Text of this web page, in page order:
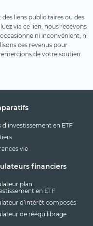
liens publicitaires ou des
via ce lien, nous recevons
ni inconvénient, ni
ces revenus pour
de votre soutien.
d’investissement en ETF
vie
financiers
plan
en ETF
d’intérêt composés
de rééquilibrage